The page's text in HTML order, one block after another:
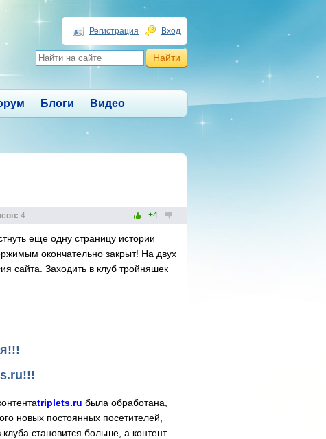
Регистрация Вход
Блоги Видео
4 +4
еще одну страницу истории
окончательно закрыт! На двух
сайта. Заходить в клуб тройняшек
triplets.ru была обработана,
новых постоянных посетителей,
становится больше, а контент